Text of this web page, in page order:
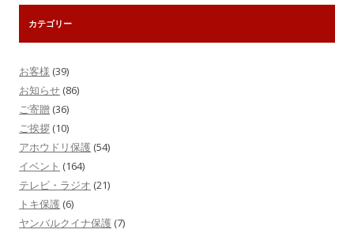
カテゴリー
お客様 (39)
お知らせ (86)
ご寄贈 (36)
ご挨拶 (10)
アホウドリ保護 (54)
イベント (164)
テレビ・ラジオ (21)
トキ保護 (6)
ヤンバルクイナ保護 (7)